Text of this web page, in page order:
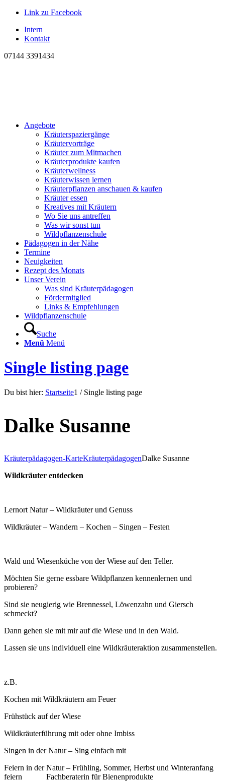
Link zu Facebook
Intern
Kontakt
07144 3391434
Angebote
Kräuterspaziergänge
Kräutervorträge
Kräuter zum Mitmachen
Kräuterprodukte kaufen
Kräuterwellness
Kräuterwissen lernen
Kräuterpflanzen anschauen & kaufen
Kräuter essen
Kreatives mit Kräutern
Wo Sie uns antreffen
Was wir sonst tun
Wildpflanzenschule
Pädagogen in der Nähe
Termine
Neuigkeiten
Rezept des Monats
Unser Verein
Was sind Kräuterpädagogen
Fördermitglied
Links & Empfehlungen
Wildpflanzenschule
Suche
Menü Menü
Single listing page
Du bist hier: Startseite1 / Single listing page
Dalke Susanne
Kräuterpädagogen-KarteKräuterpädagogenDalke Susanne
Wildkräuter entdecken
Lernort Natur – Wildkräuter und Genuss
Wildkräuter – Wandern – Kochen – Singen – Festen
Wald und Wiesenküche von der Wiese auf den Teller.
Möchten Sie gerne essbare Wildpflanzen kennenlernen und
probieren?
Sind sie neugierig wie Brennessel, Löwenzahn und Giersch
schmeckt?
Dann gehen sie mit mir auf die Wiese und in den Wald.
Lassen sie uns individuell eine Wildkräuteraktion zusammenstellen.
z.B.
Kochen mit Wildkräutern am Feuer
Frühstück auf der Wiese
Wildkräuterführung mit oder ohne Imbiss
Singen in der Natur – Sing einfach mit
Feiern in der Natur – Frühling, Sommer, Herbst und Winteranfang
feiern Fachberaterin für Bienenprodukte